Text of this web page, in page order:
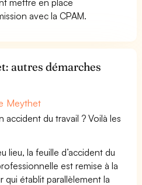
avec la CPAM.
autres démarches
Meythet
accident du travail ? Voilà les
lieu, la feuille d’accident du
est remise à la
qui établit parallèlement la